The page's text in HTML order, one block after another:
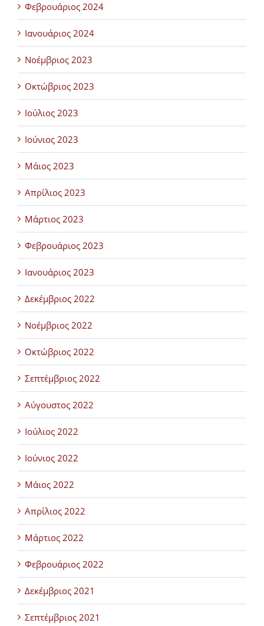
Φεβρουάριος 2024
Ιανουάριος 2024
Νοέμβριος 2023
Οκτώβριος 2023
Ιούλιος 2023
Ιούνιος 2023
Μάιος 2023
Απρίλιος 2023
Μάρτιος 2023
Φεβρουάριος 2023
Ιανουάριος 2023
Δεκέμβριος 2022
Νοέμβριος 2022
Οκτώβριος 2022
Σεπτέμβριος 2022
Αύγουστος 2022
Ιούλιος 2022
Ιούνιος 2022
Μάιος 2022
Απρίλιος 2022
Μάρτιος 2022
Φεβρουάριος 2022
Δεκέμβριος 2021
Σεπτέμβριος 2021